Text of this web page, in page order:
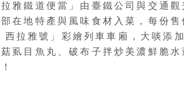
雅鐵道便當」由臺鐵公司與交通
在地特產與風味食材入菜，每份
西拉雅號」彩繪列車車廂，大啖添
虱目魚丸、破布子拌炒美濃鮮脆